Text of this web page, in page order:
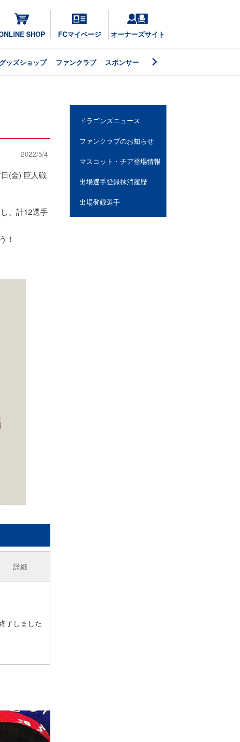
SHOP FCマイページ オーナーズサイト
グッズショップ ファンクラブ スポンサー
2022/5/4
(金) 巨人戦
、計12選手
！
詳細
了しました
ドラゴンズニュース
ファンクラブのお知らせ
マスコット・チア登場情報
出場選手登録抹消履歴
出場登録選手